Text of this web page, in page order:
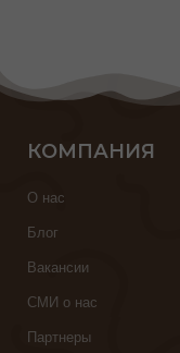
КОМПАНИЯ
О нас
Блог
Вакансии
СМИ о нас
Партнеры